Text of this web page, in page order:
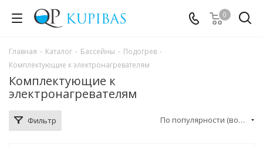
0
Главная - Каталог - Бассейны - Подогрев -
Комплектующие к электронагревателям
Комплектующие к
электронагревателям
Фильтр По популярности (возрастание)